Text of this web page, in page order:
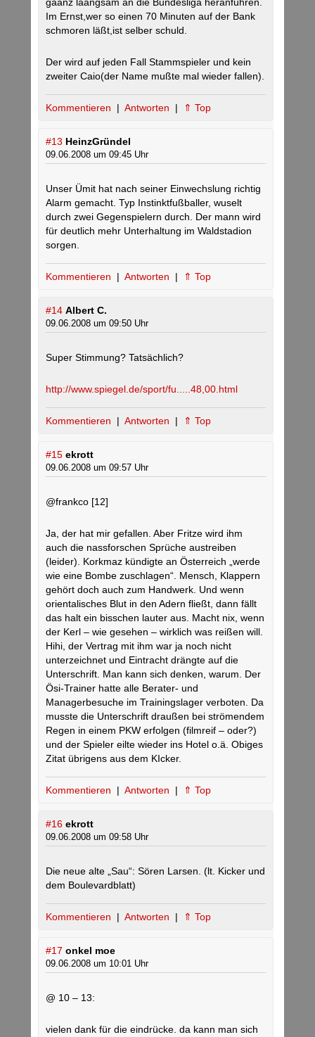
Im Ernst,wer so einen 70 Minuten auf der Bank
schmoren läßt,ist selber schuld.
Der wird auf jeden Fall Stammspieler und kein
zweiter Caio(der Name mußte mal wieder fallen).
Kommentieren | Antworten | ⇑ Top
#13 HeinzGründel
09.06.2008 um 09:45 Uhr
Unser Ümit hat nach seiner Einwechslung richtig
Alarm gemacht. Typ Instinktfußballer, wuselt
durch zwei Gegenspielern durch. Der mann wird
für deutlich mehr Unterhaltung im Waldstadion
sorgen.
Kommentieren | Antworten | ⇑ Top
#14 Albert C.
09.06.2008 um 09:50 Uhr
Super Stimmung? Tatsächlich?
http://www.spiegel.de/sport/fu.....48,00.html
Kommentieren | Antworten | ⇑ Top
#15 ekrott
09.06.2008 um 09:57 Uhr
@frankco [12]
Ja, der hat mir gefallen. Aber Fritze wird ihm
auch die nassforschen Sprüche austreiben
(leider). Korkmaz kündigte an Österreich „werde
wie eine Bombe zuschlagen“. Mensch, Klappern
gehört doch auch zum Handwerk. Und wenn
orientalisches Blut in den Adern fließt, dann fällt
das halt ein bisschen lauter aus. Macht nix, wenn
der Kerl – wie gesehen – wirklich was reißen will.
Hihi, der Vertrag mit ihm war ja noch nicht
unterzeichnet und Eintracht drängte auf die
Unterschrift. Man kann sich denken, warum. Der
Ösi-Trainer hatte alle Berater- und
Managerbesuche im Trainingslager verboten. Da
musste die Unterschrift draußen bei strömendem
Regen in einem PKW erfolgen (filmreif – oder?)
und der Spieler eilte wieder ins Hotel o.ä. Obiges
Zitat übrigens aus dem KIcker.
Kommentieren | Antworten | ⇑ Top
#16 ekrott
09.06.2008 um 09:58 Uhr
Die neue alte „Sau“: Sören Larsen. (lt. Kicker und
dem Boulevardblatt)
Kommentieren | Antworten | ⇑ Top
#17 onkel moe
09.06.2008 um 10:01 Uhr
@ 10 – 13:
vielen dank für die eindrücke. da kann man sich